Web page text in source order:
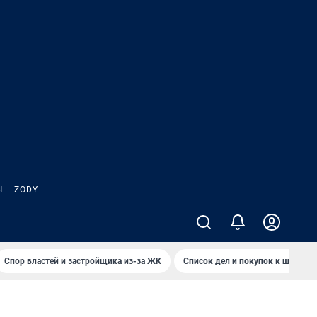
ZODY
Спор властей и застройщика из-за ЖК Список дел и покупок к школе